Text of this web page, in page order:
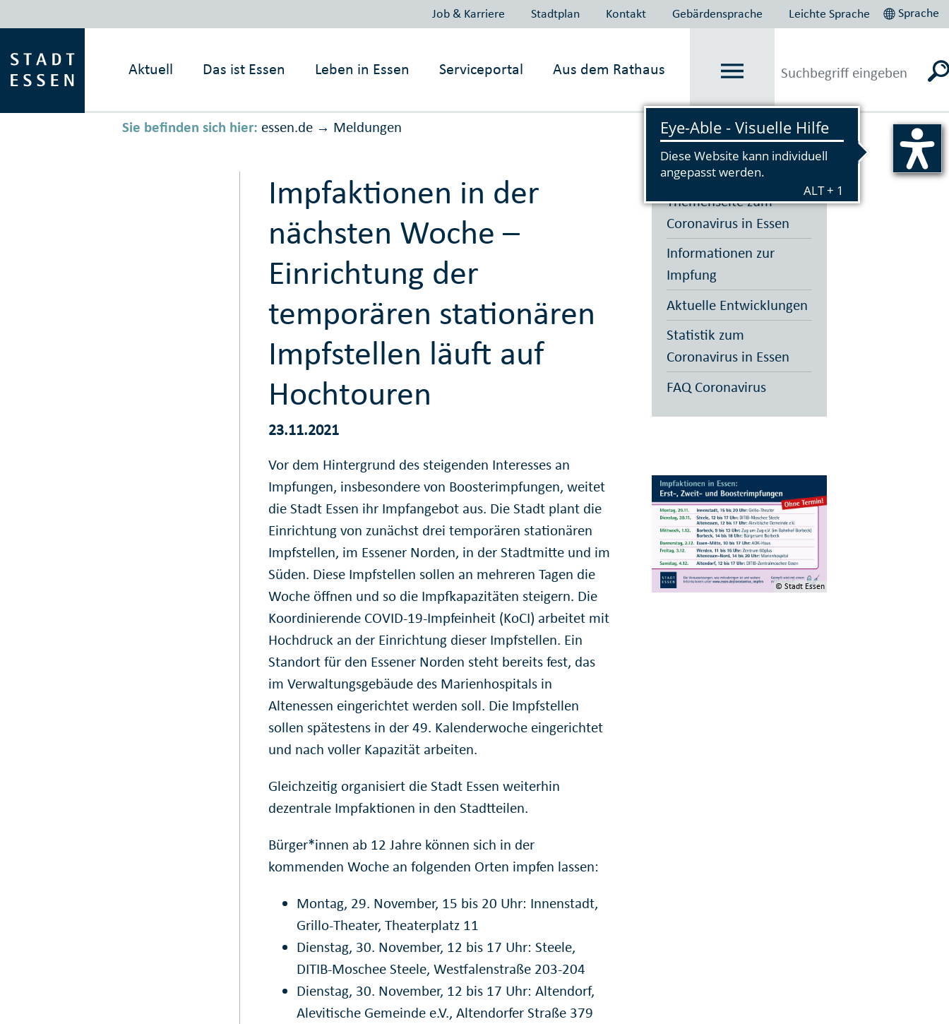
Job & Karriere Stadtplan Kontakt Gebärdensprache Leichte Sprache Sprache
Aktuell Das ist Essen Leben in Essen Serviceportal Aus dem Rathaus
Sie befinden sich hier: essen.de → Meldungen Vorlesen
Impfaktionen in der
nächsten Woche –
Einrichtung der
temporären stationären
Impfstellen läuft auf
Hochtouren
23.11.2021
Vor dem Hintergrund des steigenden Interesses an
Impfungen, insbesondere von Boosterimpfungen, weitet
die Stadt Essen ihr Impfangebot aus. Die Stadt plant die
Einrichtung von zunächst drei temporären stationären
Impfstellen, im Essener Norden, in der Stadtmitte und im
Süden. Diese Impfstellen sollen an mehreren Tagen die
Woche öffnen und so die Impfkapazitäten steigern. Die
Koordinierende COVID-19-Impfeinheit (KoCI) arbeitet mit
Hochdruck an der Einrichtung dieser Impfstellen. Ein
Standort für den Essener Norden steht bereits fest, das
im Verwaltungsgebäude des Marienhospitals in
Altenessen eingerichtet werden soll. Die Impfstellen
sollen spätestens in der 49. Kalenderwoche eingerichtet
und nach voller Kapazität arbeiten.
Gleichzeitig organisiert die Stadt Essen weiterhin
dezentrale Impfaktionen in den Stadtteilen.
Bürger*innen ab 12 Jahre können sich in der
kommenden Woche an folgenden Orten impfen lassen:
Montag, 29. November, 15 bis 20 Uhr: Innenstadt,
Grillo-Theater, Theaterplatz 11
Dienstag, 30. November, 12 bis 17 Uhr: Steele,
DITIB-Moschee Steele, Westfalenstraße 203-204
Dienstag, 30. November, 12 bis 17 Uhr: Altendorf,
Alevitische Gemeinde e.V., Altendorfer Straße 379
Themenseite zum
Coronavirus in Essen
Informationen zur
Impfung
Aktuelle Entwicklungen
Statistik zum
Coronavirus in Essen
FAQ Coronavirus
© Stadt Essen